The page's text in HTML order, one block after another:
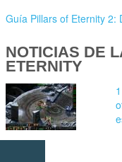
Guía Pillars of Eternity 2:
NOTICIAS DE
ETERNITY